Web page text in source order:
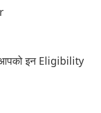
इन Eligibility